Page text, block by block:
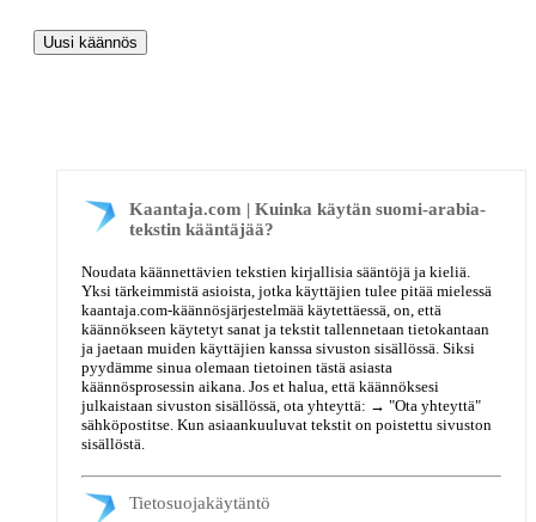
Kaantaja.com | Kuinka käytän suomi-arabia-
tekstin kääntäjää?
Noudata käännettävien tekstien kirjallisia sääntöjä ja kieliä.
Yksi tärkeimmistä asioista, jotka käyttäjien tulee pitää mielessä
kaantaja.com-käännösjärjestelmää käytettäessä, on, että
käännökseen käytetyt sanat ja tekstit tallennetaan tietokantaan
ja jaetaan muiden käyttäjien kanssa sivuston sisällössä. Siksi
pyydämme sinua olemaan tietoinen tästä asiasta
käännösprosessin aikana. Jos et halua, että käännöksesi
julkaistaan sivuston sisällössä, ota yhteyttä: → "Ota yhteyttä"
sähköpostitse. Kun asiaankuuluvat tekstit on poistettu sivuston
sisällöstä.
Tietosuojakäytäntö